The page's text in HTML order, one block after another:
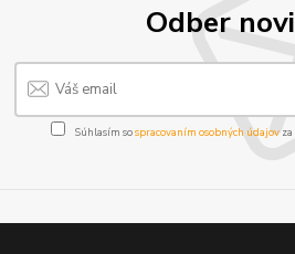
Odber
Súhlasím sospracovaním osobných údajov